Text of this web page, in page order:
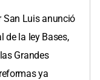
San Luis anunció
de la ley Bases,
Grandes
ya